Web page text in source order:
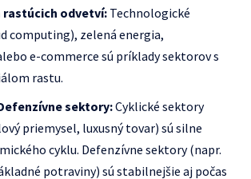
odvetví: Technologické
computing), zelená energia,
e-commerce sú príklady sektorov s
rastu.
sektory:Cyklické sektory
priemysel, luxusný tovar) sú silne
cyklu. Defenzívne sektory (napr.
potraviny) sú stabilnejšie aj počas